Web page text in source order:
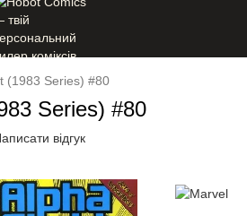
(1983 Series) #80
Series) #80
відгук